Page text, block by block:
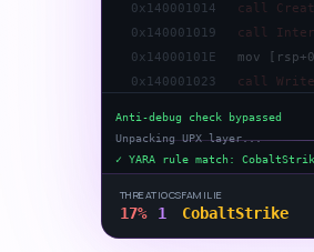
0x14000101E
mov
0x140001023
call
0x140001028
test eax,
0x14000102A
jz
✓ YARA rule match:
Anti-debug check bypassed
Extracting C2 configuration...
THREAT
25%
IOCS
2
FAMILIE
CobaltStrike